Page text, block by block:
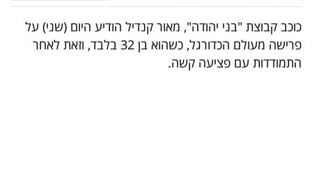
עסקי
ספורט
כוכב קבוצת "בני יהודה", מאור קנדיל הודיע היום (שני) על
פרישה מעולם הכדורגל, כשהוא בן 32 בלבד, וזאת לאחר
התמודדות עם פציעה קשה.